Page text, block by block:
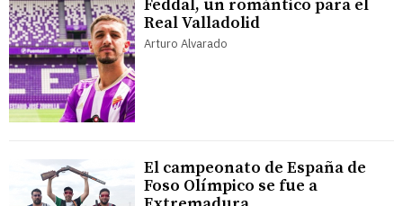
Feddal, un romántico para el
Real Valladolid
Arturo Alvarado
El campeonato de España de
Foso Olímpico se fue a